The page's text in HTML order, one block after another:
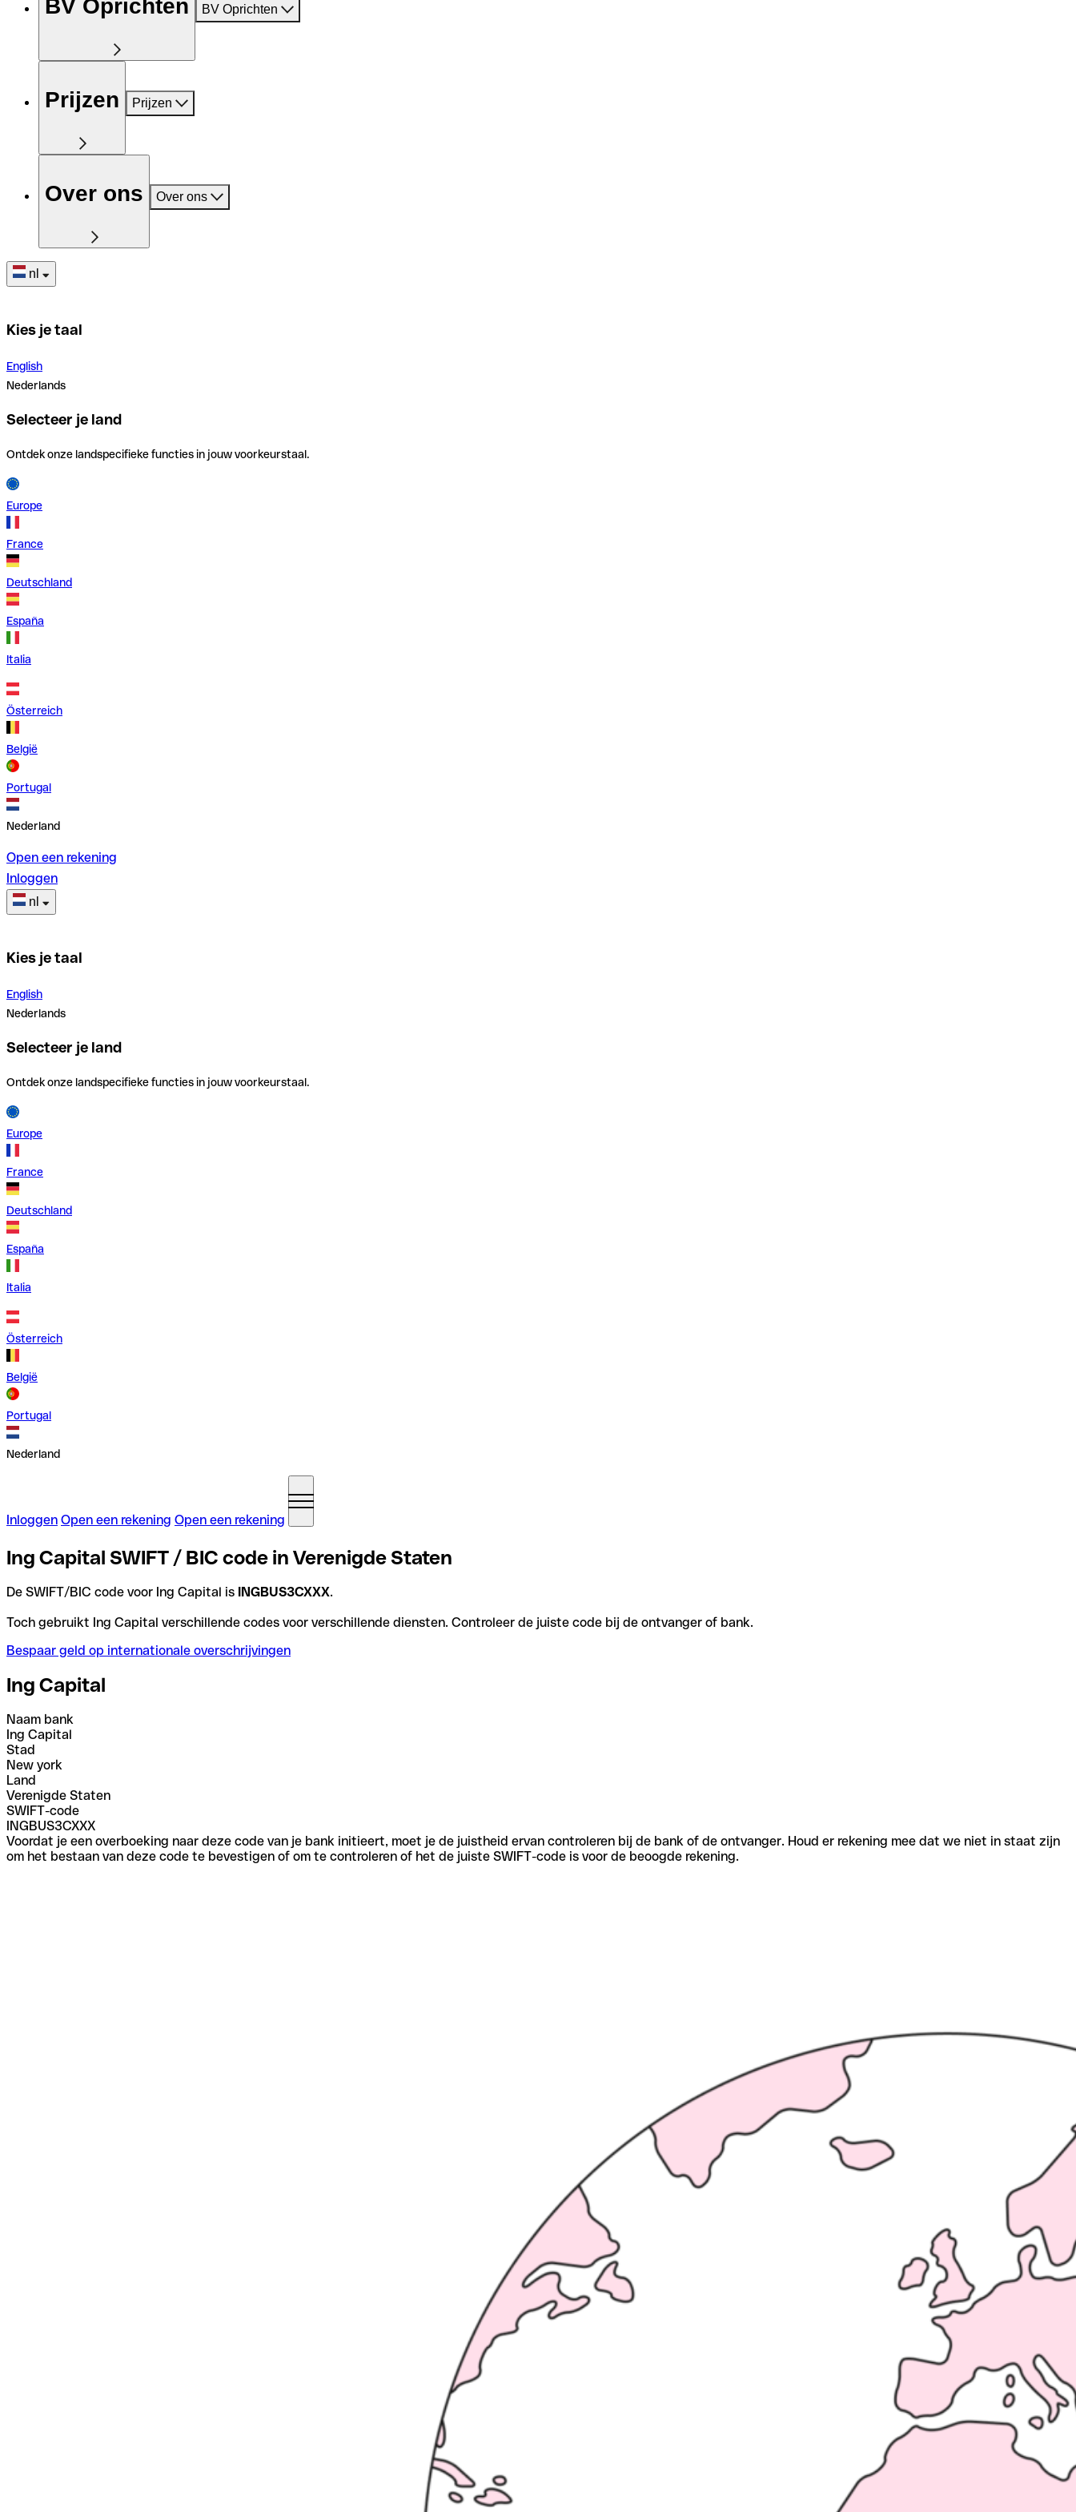
BV Oprichten BV Oprichten
Prijzen Prijzen
Over ons Over ons
nl
Kies je taal
English
Nederlands
Selecteer je land
Ontdek onze landspecifieke functies in jouw voorkeurstaal.
Europe
France
Deutschland
España
Italia
Österreich
België
Portugal
Nederland
Open een rekening
Inloggen
nl
Kies je taal
English
Nederlands
Selecteer je land
Ontdek onze landspecifieke functies in jouw voorkeurstaal.
Europe
France
Deutschland
España
Italia
Österreich
België
Portugal
Nederland
Inloggen Open een rekening Open een rekening
Ing Capital SWIFT / BIC code in Verenigde Staten
De SWIFT/BIC code voor Ing Capital is INGBUS3CXXX.
Toch gebruikt Ing Capital verschillende codes voor verschillende diensten. Controleer de juiste code bij de ontvanger of bank.
Bespaar geld op internationale overschrijvingen
Ing Capital
Naam bank
Ing Capital
Stad
New york
Land
Verenigde Staten
SWIFT-code
INGBUS3CXXX
Voordat je een overboeking naar deze code van je bank initieert, moet je de juistheid ervan controleren bij de bank of de ontvanger. Houd er rekening mee dat we niet in staat zijn
om het bestaan van deze code te bevestigen of om te controleren of het de juiste SWIFT-code is voor de beoogde rekening.